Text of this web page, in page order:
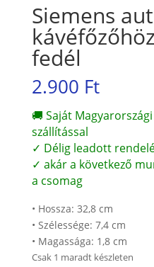
Siemens
fedél
2.900 Ft
🚚 Saját
szállítással
✓ Délig leadott
✓ akár a következő
a csomag
• Hossza: 32,8 cm
• Szélessége: 7,4 cm
• Magassága: 1,8 cm
Csak 1 maradt készleten